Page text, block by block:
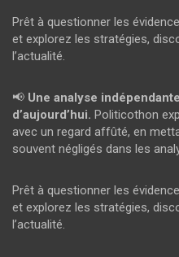
Prêt à questionner les
et explorez les stratégies,
l’actualité.
📢 Une analyse
d’aujourd’hui. Politicothon
avec un regard affûté, en
souvent négligés dans les
Prêt à questionner les
et explorez les stratégies,
l’actualité.